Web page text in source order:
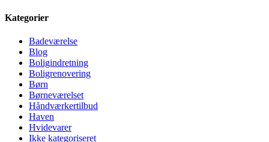
Kategorier
Badeværelse
Blog
Boligindretning
Boligrenovering
Børn
Børneværelset
Håndværkertilbud
Haven
Hvidevarer
Ikke kategoriseret